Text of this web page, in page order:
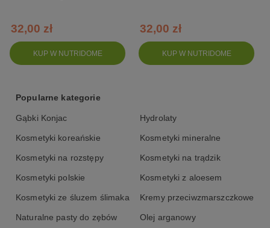
KUP W NUTRIDOME
32,00 zł
KUP W NUTRIDOME
32,00 zł
Popularne kategorie
Gąbki Konjac Hydrolaty
Kosmetyki koreańskie Kosmetyki mineralne
Kosmetyki na rozstępy Kosmetyki na trądzik
Kosmetyki polskie Kosmetyki z aloesem
Kosmetyki ze śluzem ślimaka Kremy przeciwzmarszczkowe
Naturalne pasty do zębów Olej arganowy